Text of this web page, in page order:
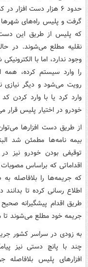
حدود ۶ هزار دست
گرفت و پلیس راه‌های
که پلیس از طریق این
نقلیه مطلع می‌شوند. در
وجود ندارد، اما با
را وارد سیستم کرده، همه
رویت می‌شود و دیگر نیازی
وارد کرد یا با وارد کردن
خودرو در اختیار پلیس قرار
از طریق دست افزارها
بیمه نامه‌ها مطمئن شد
توقیفی بودن خودرو نیز
اقداماتی که براساس
که جریمه‌ها را بلافاصله
اطلاع رسانی کرده تا
طریق اقدام پیشگیرانه
جریمه خود مطلع می‌شوند
به زودی در سراسر کشور
چند با پانچ دستی نیز
افزارهای پلیس بلافاصله